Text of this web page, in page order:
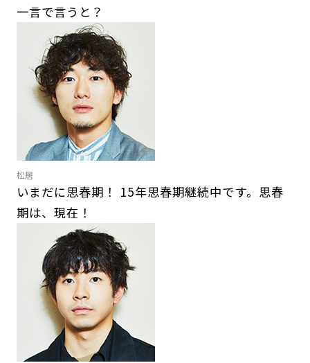
一言で言うと？
松居
いまだに思春期！ 15年思春期継続中です。思春
期は、現在！